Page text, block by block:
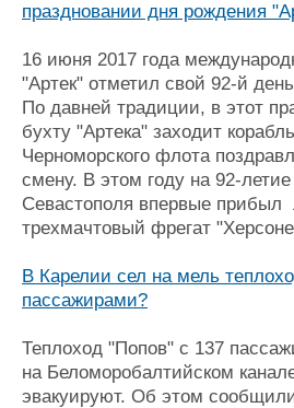
праздновании дня рождения
16 июня 2017 года
"Артек" отметил свой 92-й
По давней традиции, в этот
бухту "Артека" заходит
Черноморского флота
смену. В этом году на 92-летие
Севастополя впервые прибыл
трехмачтовый фрегат
В Карелии сел на мель
пассажирами?
Теплоход "Попов" с 137
на Беломоробалтийском
эвакуируют. Об этом